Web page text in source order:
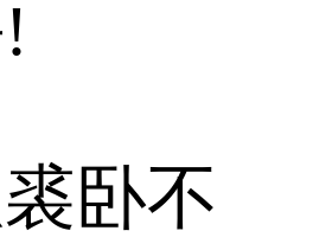
卧不